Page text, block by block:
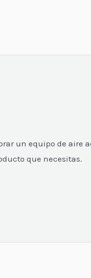
un equipo de aire
que necesitas.